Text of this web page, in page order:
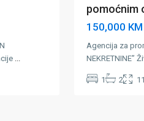
...
pomoćnim
150,000 KM
Agencija za
NEKRETNINE”
1 2